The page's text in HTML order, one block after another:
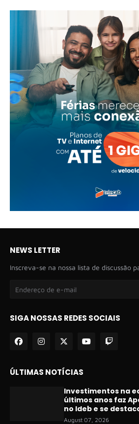
NEWS LETTER
Inscreva-se na nossa lista de discussão
SIGA NOSSAS REDES SOCIAIS
ÚLTIMAS NOTÍCIAS
Investimentos na
últimos anos faz
no Ideb e se
August 07, 2026